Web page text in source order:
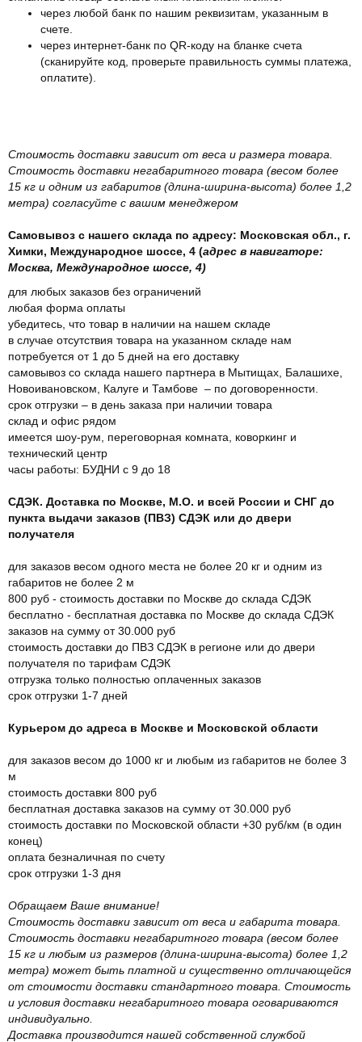
через любой банк по нашим реквизитам, указанным в
счете.
через интернет-банк по QR-коду на бланке счета
(сканируйте код, проверьте правильность суммы платежа,
оплатите).
Стоимость доставки зависит от веса и размера товара.
Стоимость доставки негабаритного товара (весом более
15 кг и одним из габаритов (длина-ширина-высота) более 1,2
метра) согласуйте с вашим менеджером
Самовывоз с нашего склада по адресу: Московская обл., г.
Химки, Международное шоссе, 4 (адрес в навигаторе:
Москва, Международное шоссе, 4)
для любых заказов без ограничений
любая форма оплаты
убедитесь, что товар в наличии на нашем складе
в случае отсутствия товара на указанном складе нам
потребуется от 1 до 5 дней на его доставку
самовывоз со склада нашего партнера в Мытищах, Балашихе,
Новоивановском, Калуге и Тамбове – по договоренности.
срок отгрузки – в день заказа при наличии товара
склад и офис рядом
имеется шоу-рум, переговорная комната, коворкинг и
технический центр
часы работы: БУДНИ с 9 до 18
СДЭК. Доставка по Москве, М.О. и всей России и СНГ до
пункта выдачи заказов (ПВЗ) СДЭК или до двери
получателя
для заказов весом одного места не более 20 кг и одним из
габаритов не более 2 м
800 руб - стоимость доставки по Москве до склада СДЭК
бесплатно - бесплатная доставка по Москве до склада СДЭК
заказов на сумму от 30.000 руб
стоимость доставки до ПВЗ СДЭК в регионе или до двери
получателя по тарифам СДЭК
отгрузка только полностью оплаченных заказов
срок отгрузки 1-7 дней
Курьером до адреса в Москве и Московской области
для заказов весом до 1000 кг и любым из габаритов не более 3
м
стоимость доставки 800 руб
бесплатная доставка заказов на сумму от 30.000 руб
стоимость доставки по Московской области +30 руб/км (в один
конец)
оплата безналичная по счету
срок отгрузки 1-3 дня
Обращаем Ваше внимание!
Стоимость доставки зависит от веса и габарита товара.
Стоимость доставки негабаритного товара (весом более
15 кг и любым из размеров (длина-ширина-высота) более 1,2
метра) может быть платной и существенно отличающейся
от стоимости доставки стандартного товара. Стоимость
и условия доставки негабаритного товара оговариваются
индивидуально.
Доставка производится нашей собственной службой